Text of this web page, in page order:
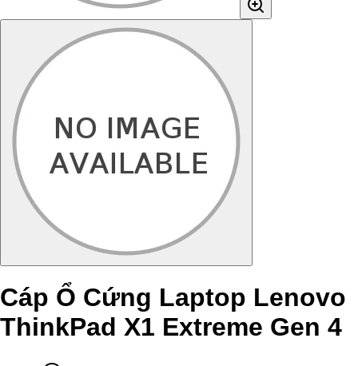
Cáp Ổ Cứng Laptop Lenovo
ThinkPad X1 Extreme Gen 4